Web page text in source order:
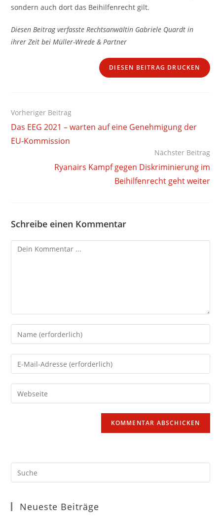
sondern auch dort das Beihilfenrecht gilt.
Diesen Beitrag verfasste Rechtsanwältin Gabriele Quardt in
ihrer Zeit bei Müller-Wrede & Partner
DIESEN BEITRAG DRUCKEN
Weitere
ansehen
Vorheriger Beitrag
Das EEG 2021 – warten auf eine Genehmigung der
EU-Kommission
Nächster Beitrag
Ryanairs Kampf gegen Diskriminierung im
Beihilfenrecht geht weiter
Schreibe einen Kommentar
Kommentieren
Gib
deinen
Namen
oder
zum
Kommentieren
Gib
deine
E-
Mail-
Gib
deine
Neueste Beiträge